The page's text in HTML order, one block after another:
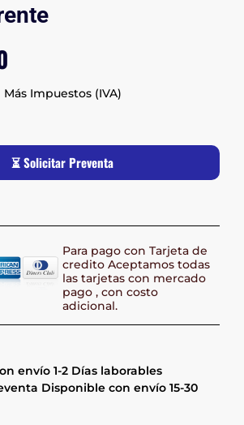
Más Impuestos (IVA)
⏳ Solicitar Preventa
Para pago con Tarjeta de
credito Aceptamos todas
las tarjetas con mercado
pago , con costo
adicional.
envío 1-2 Días laborables
Disponible con envío 15-30